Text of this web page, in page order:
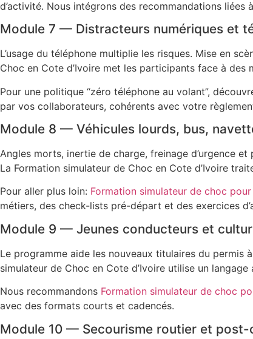
d’activité. Nous intégrons des recommandations
Module 7 — Distracteurs numériques et
L’usage du téléphone multiplie les risques. Mise en
Choc en Cote d’Ivoire met les participants face à
Pour une politique “zéro téléphone au volant”,
par vos collaborateurs, cohérents avec votre
Module 8 — Véhicules lourds, bus,
Angles morts, inertie de charge, freinage d’urgence
La Formation simulateur de Choc en Cote d’Ivoire
Pour aller plus loin: Formation simulateur de choc
métiers, des check-lists pré-départ et des exercices
Module 9 — Jeunes conducteurs et
Le programme aide les nouveaux titulaires du permis
simulateur de Choc en Cote d’Ivoire utilise un
Nous recommandons Formation simulateur de choc
avec des formats courts et cadencés.
Module 10 — Secourisme routier et post-